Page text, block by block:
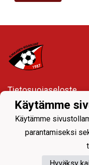
Tietosuojaseloste
Ylävalikon
Käytämme
Käytämme
parantamiseksi
Hyväksy